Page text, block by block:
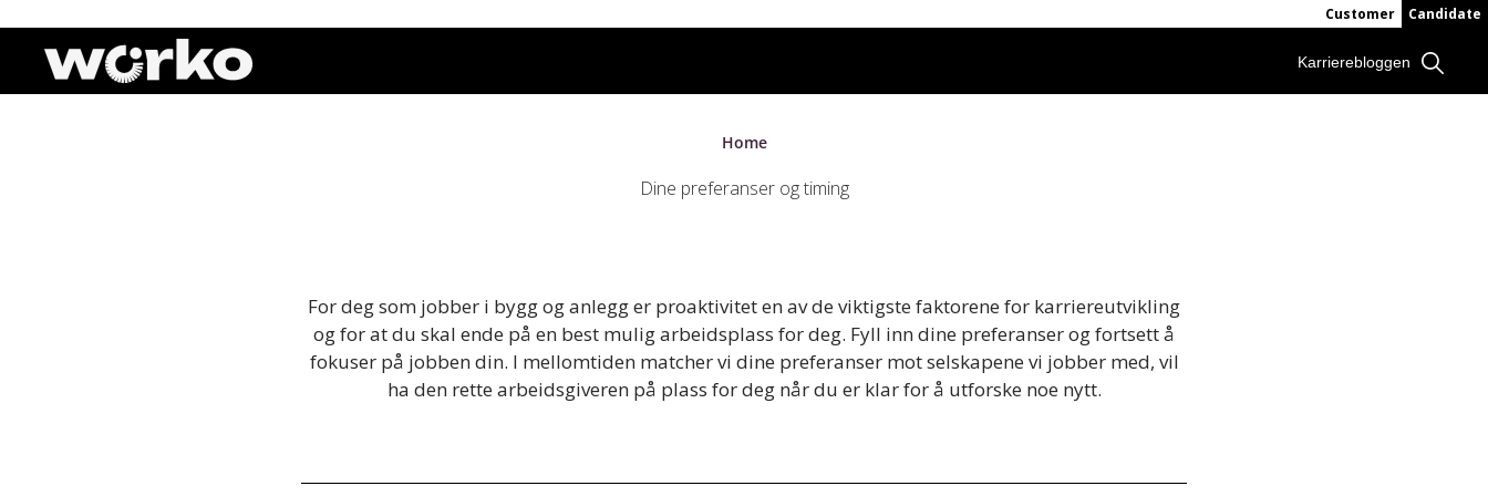
Customer Candidate
Karrierebloggen
Home
Dine preferanser og timing
For deg som jobber i byggoganlegger proaktivitet en av de viktigste faktorene for karriereutvikling
ogfor at du skal ende på en best muligarbeidsplass for deg. Fyll inndine preferanserogfortsettå
fokuserpå jobben din. I mellomtidenmatcher vi dine preferansermotselskapene vi jobbermed, vil
ha den rette arbeidsgiverenpå plass for deg når du er klar for å utforske noe nytt.